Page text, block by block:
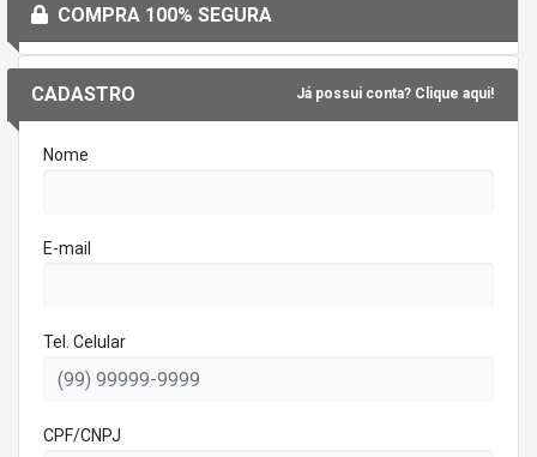
CADASTRO Já possui conta? Clique aqui!
Nome
E-mail
Tel. Celular
CPF/CNPJ
COMPRA 100% SEGURA